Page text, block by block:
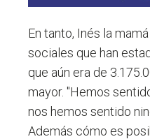
En tanto, Inés la
sociales que han
que aún era de
mayor. "Hemos
nos hemos sentido
Además cómo es